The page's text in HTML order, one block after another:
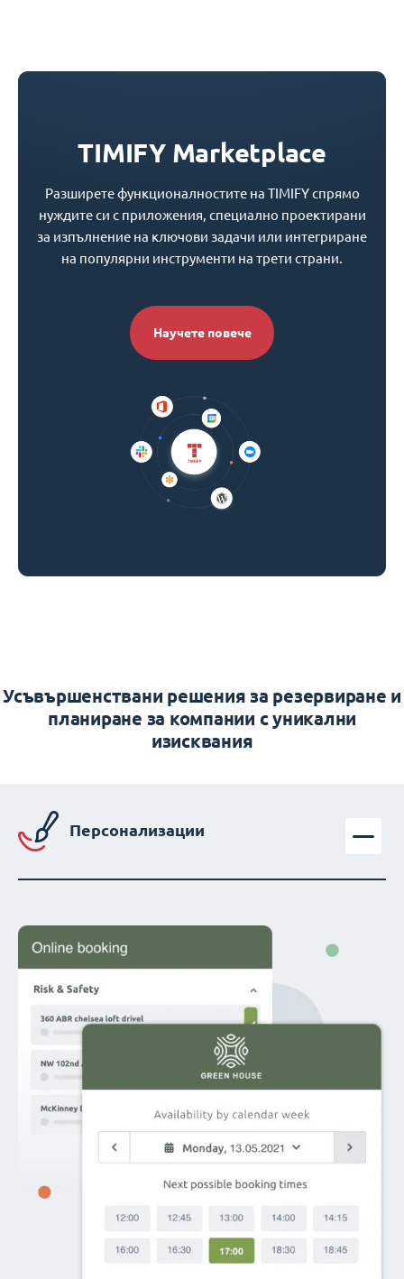
TIMIFY Marketplace
Разширете функционалностите на TIMIFY спрямо
нуждите си с приложения, специално проектирани
за изпълнение на ключови задачи или интегриране
на популярни инструменти на трети страни.
Научете повече
Усъвършенствани решения за резервиране и
планиране за компании с уникални
изисквания
Персонализации